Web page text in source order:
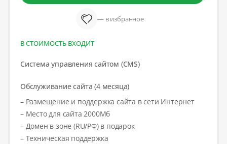
— в избранное
В СТОИМОСТЬ ВХОДИТ
Система управления сайтом (CMS)
Обслуживание сайта (4 месяца)
– Размещение и поддержка сайта в сети Интернет
– Место для сайта 2000Мб
– Домен в зоне (RU/РФ) в подарок
– Техническая поддержка